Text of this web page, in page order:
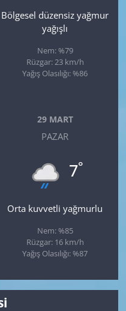
Bölgesel düzensiz yağmur
yağışlı
Nem: %79
Rüzgar: 23 km/h
Yağış Olasılığı: %86
29 MART
PAZAR
7°
Orta kuvvetli yağmurlu
Nem: %85
Rüzgar: 16 km/h
Yağış Olasılığı: %87